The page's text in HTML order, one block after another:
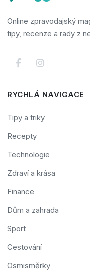
Online zpravodajský
tipy, recenze a rady z
RYCHLÁ NAVIGACE
Tipy a triky
Recepty
Technologie
Zdraví a krása
Finance
Dům a zahrada
Sport
Cestování
Osmisměrky